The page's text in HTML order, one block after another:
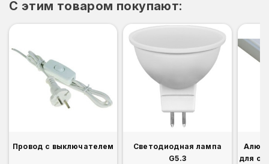
C этим товаром покупают:
Провод с выключателем
Светодиодная лампа
G5.3
для